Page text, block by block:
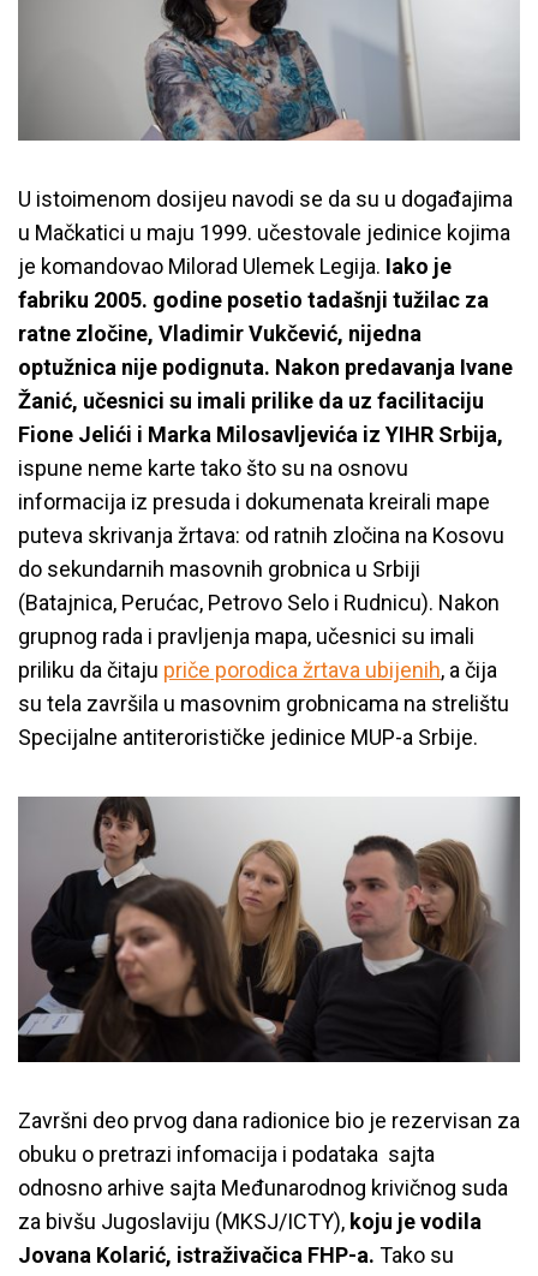
U istoimenom dosijeu navodi se da su u događajima
u Mačkatici u maju 1999. učestovale jedinice kojima
je komandovao Milorad Ulemek Legija. Iako je
fabriku 2005. godine posetio tadašnji tužilac za
ratne zločine, Vladimir Vukčević, nijedna
optužnica nije podignuta. Nakon predavanja Ivane
Žanić, učesnici su imali prilike da uz facilitaciju
Fione Jelići i Marka Milosavljevića iz YIHR Srbija,
ispune neme karte tako što su na osnovu
informacija iz presuda i dokumenata kreirali mape
puteva skrivanja žrtava: od ratnih zločina na Kosovu
do sekundarnih masovnih grobnica u Srbiji
(Batajnica, Perućac, Petrovo Selo i Rudnicu). Nakon
grupnog rada i pravljenja mapa, učesnici su imali
priliku da čitaju priče porodica žrtava ubijenih, a čija
su tela završila u masovnim grobnicama na strelištu
Specijalne antiterorističke jedinice MUP-a Srbije.
Završni deo prvog dana radionice bio je rezervisan za
obuku o pretrazi infomacija i podataka sajta
odnosno arhive sajta Međunarodnog krivičnog suda
za bivšu Jugoslaviju (MKSJ/ICTY), koju je vodila
Jovana Kolarić, istraživačica FHP-a. Tako su